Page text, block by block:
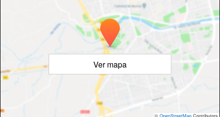
Ver mapa
© OpenStreetMap Contributors